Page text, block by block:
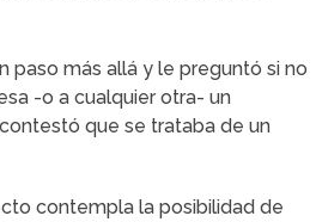
paso más allá y le preguntó si no
-o a cualquier otra- un
que se trataba de un
contempla la posibilidad de